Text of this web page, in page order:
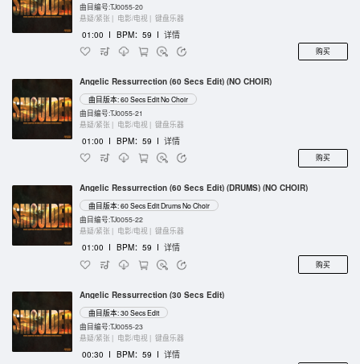
曲目编号:TJ0055-20
悬疑/紧张 | 电影/电视 | 键盘乐器
01:00 I BPM：59 I 详情
购买
Angelic Ressurrection (60 Secs Edit) (NO CHOIR)
曲目版本: 60 Secs Edit No Choir
曲目编号:TJ0055-21
悬疑/紧张 | 电影/电视 | 键盘乐器
01:00 I BPM：59 I 详情
购买
Angelic Ressurrection (60 Secs Edit) (DRUMS) (NO CHOIR)
曲目版本: 60 Secs Edit Drums No Choir
曲目编号:TJ0055-22
悬疑/紧张 | 电影/电视 | 键盘乐器
01:00 I BPM：59 I 详情
购买
Angelic Ressurrection (30 Secs Edit)
曲目版本: 30 Secs Edit
曲目编号:TJ0055-23
悬疑/紧张 | 电影/电视 | 键盘乐器
00:30 I BPM：59 I 详情